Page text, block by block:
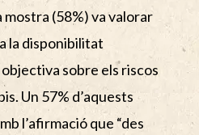
mostra (58%) va valorar
la disponibilitat
sobre els riscos
Un 57% d’aquests
l’afirmació que “des